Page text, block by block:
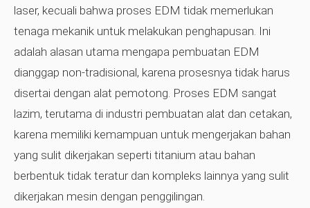
laser, kecuali bahwa proses EDM tidak memerlukan
tenaga mekanik untuk melakukan penghapusan. Ini
adalah alasan utama mengapa pembuatan EDM
dianggap non-tradisional, karena prosesnya tidak harus
disertai dengan alat pemotong. Proses EDM sangat
lazim, terutama di industri pembuatan alat dan cetakan,
karena memiliki kemampuan untuk mengerjakan bahan
yang sulit dikerjakan seperti titanium atau bahan
berbentuk tidak teratur dan kompleks lainnya yang sulit
dikerjakan mesin dengan penggilingan.